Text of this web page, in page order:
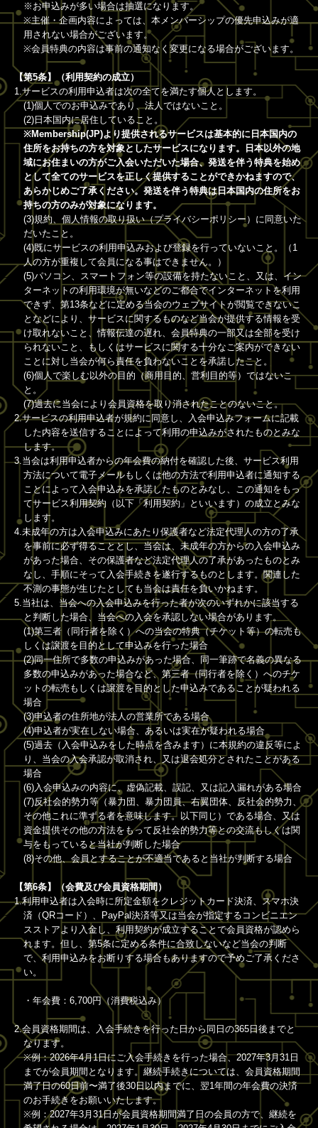
※お申込みが多い場合は抽選になります。
※主催・企画内容によっては、本メンバーシップの優先申込みが適
用されない場合がございます。
※会員特典の内容は事前の通知なく変更になる場合がございます。
【第5条】（利用契約の成立）
1.サービスの利用申込者は次の全てを満たす個人とします。
(1)個人でのお申込みであり、法人ではないこと。
(2)日本国内に居住していること。
※Membership(JP)より提供されるサービスは基本的に日本国内の
住所をお持ちの方を対象としたサービスになります。日本以外の地
域にお住まいの方がご入会いただいた場合、発送を伴う特典を始め
として全てのサービスを正しく提供することができかねますので、
あらかじめご了承ください。発送を伴う特典は日本国内の住所をお
持ちの方のみが対象になります。
(3)規約、個人情報の取り扱い（プライバシーポリシー）に同意いた
だいたこと。
(4)既にサービスの利用申込みおよび登録を行っていないこと。（1
人の方が重複して会員になる事はできません。）
(5)パソコン、スマートフォン等の設備を持たないこと、又は、イン
ターネットの利用環境が無いなどのご都合でインターネットを利用
できず、第13条などに定める当会のウェブサイトが閲覧できないこ
となどにより、サービスに関するものなど当会が提供する情報を受
け取れないこと、情報伝達の遅れ、会員特典の一部又は全部を受け
られないこと、もしくはサービスに関する十分なご案内ができない
ことに対し当会が何ら責任を負わないことを承諾したこと。
(6)個人で楽しむ以外の目的（商用目的、営利目的等）ではないこ
と。
(7)過去に当会により会員資格を取り消されたことのないこと。
2.サービスの利用申込者が規約に同意し、入会申込みフォームに記載
した内容を送信することによって利用の申込みがされたものとみな
します。
3.当会は利用申込者からの年会費の納付を確認した後、サービス利用
方法について電子メールもしくは他の方法で利用申込者に通知する
ことによって入会申込みを承諾したものとみなし、この通知をもっ
てサービス利用契約（以下「利用契約」といいます）の成立とみな
します。
4.未成年の方は入会申込みにあたり保護者など法定代理人の方の了承
を事前に必ず得ることとし、当会は、未成年の方からの入会申込み
があった場合、その保護者など法定代理人の了承があったものとみ
なし、手順にそって入会手続きを遂行するものとします。関連した
不測の事態が生じたとしても当会は責任を負いかねます。
5.当社は、当会への入会申込みを行った者が次のいずれかに該当する
と判断した場合、当会への入会を承認しない場合があります。
(1)第三者（同行者を除く）への当会の特典（チケット等）の転売も
しくは譲渡を目的として申込みを行った場合
(2)同一住所で多数の申込みがあった場合、同一筆跡で名義の異なる
多数の申込みがあった場合など、第三者（同行者を除く）へのチケ
ットの転売もしくは譲渡を目的とした申込みであることが疑われる
場合
(3)申込者の住所地が法人の営業所である場合
(4)申込者が実在しない場合、あるいは実在が疑われる場合
(5)過去（入会申込みをした時点を含みます）に本規約の違反等によ
り、当会の入会承認が取消され、又は退会処分とされたことがある
場合
(6)入会申込みの内容に、虚偽記載、誤記、又は記入漏れがある場合
(7)反社会的勢力等（暴力団、暴力団員、右翼団体、反社会的勢力、
その他これに準ずる者を意味します。以下同じ）である場合、又は
資金提供その他の方法をもって反社会的勢力等との交流もしくは関
与をもっていると当社が判断した場合
(8)その他、会員とすることが不適当であると当社が判断する場合
【第6条】（会費及び会員資格期間）
1.利用申込者は入会時に所定金額をクレジットカード決済、スマホ決
済（QRコード）、PayPal決済等又は当会が指定するコンビニエン
スストアより入金し、利用契約が成立することで会員資格が認めら
れます。但し、第5条に定める条件に合致しないなど当会の判断
で、利用申込みをお断りする場合もありますので予めご了承くださ
い。
・年会費：6,700円（消費税込み）
2.会員資格期間は、入会手続きを行った日から同日の365日後までと
なります。
※例：2026年4月1日にご入会手続きを行った場合、2027年3月31日
までが会員期間となります。継続手続きについては、会員資格期間
満了日の60日前〜満了後30日以内までに、翌1年間の年会費の決済
のお手続きをお願いいたします。
※例：2027年3月31日が会員資格期間満了日の会員の方で、継続を